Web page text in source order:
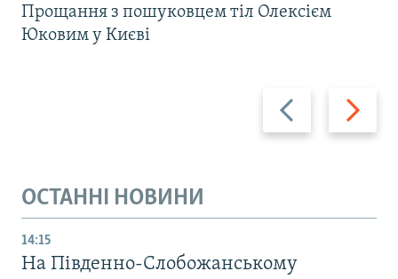
Назад Вперед
Прощання з пошуковцем тіл Олексієм
Юковим у Києві
ОСТАННІ НОВИНИ
14:15
На Південно-Слобожанському